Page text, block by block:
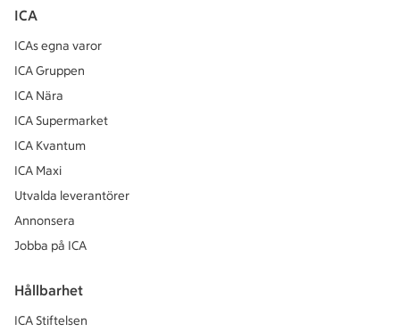
ICA
ICAs egna varor
ICA Gruppen
ICA Nära
ICA Supermarket
ICA Kvantum
ICA Maxi
Utvalda leverantörer
Annonsera
Jobba på ICA
Hållbarhet
ICA Stiftelsen